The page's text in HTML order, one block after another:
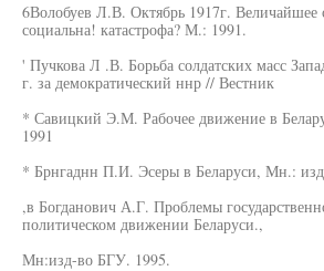
6Волобуев Л.В. Октябрь 1917г. Величайшее
социальна! катастрофа? М.: 1991.
' Пучкова Л .В. Борьба солдатских масс
г. за демократический ннр // Вестник
* Савицкий Э.М. Рабочее движение в
1991
* Брнгаднн П.И. Эсеры в Беларуси, Мн.:
,в Богданович А.Г. Проблемы
политическом движении Беларуси.,
Мн:изд-во БГУ. 1995.